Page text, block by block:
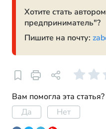
Хотите стать
предприниматель"?
Пишите на почту:
Вам помогла эта статья?
Да
Нет